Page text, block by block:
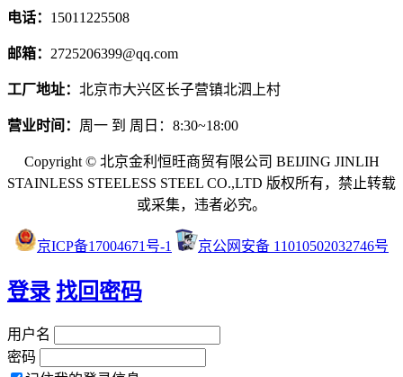
电话： 15011225508
邮箱： 2725206399@qq.com
工厂地址： 北京市大兴区长子营镇北泗上村
营业时间： 周一 到 周日：8:30~18:00
Copyright © 北京金利恒旺商贸有限公司 BEIJING JINLIH
STAINLESS STEELESS STEEL CO.,LTD 版权所有，禁止转载
或采集，违者必究。
京ICP备17004671号-1 京公网安备 11010502032746号
登录 找回密码
用户名
密码